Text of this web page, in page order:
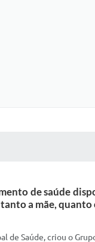
de saúde
a mãe, quanto
Saúde, criou o